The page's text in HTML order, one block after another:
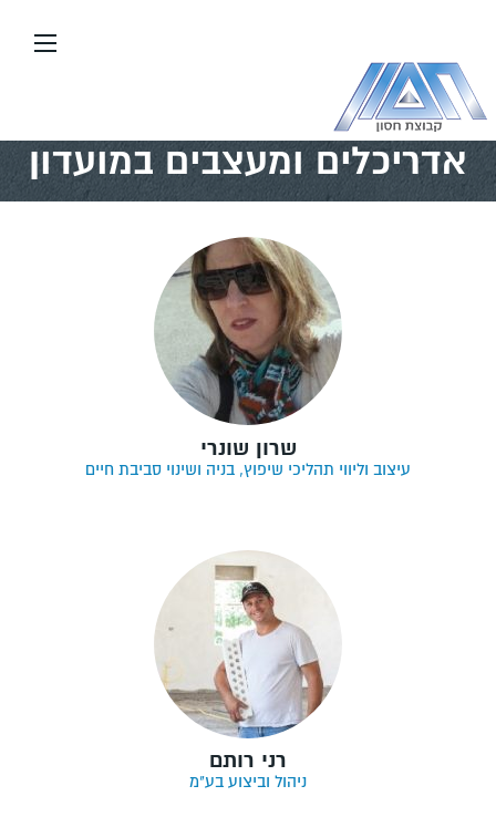
אדריכלים ומעצבים במועדון
שרון שונרי
עיצוב וליווי תהליכי שיפוץ, בניה ושינוי סביבת חיים
רני רותם
ניהול וביצוע בע"מ